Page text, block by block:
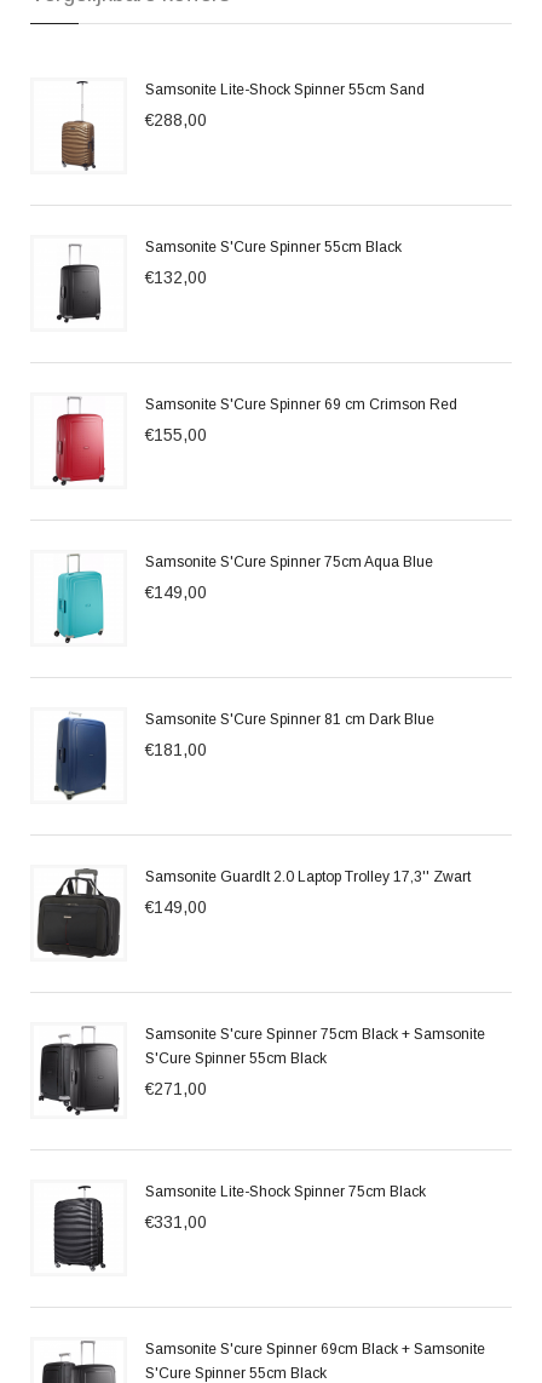
Samsonite Lite-Shock Spinner 55cm Sand
€288,00
Samsonite S'Cure Spinner 55cm Black
€132,00
Samsonite S'Cure Spinner 69 cm Crimson Red
€155,00
Samsonite S'Cure Spinner 75cm Aqua Blue
€149,00
Samsonite S'Cure Spinner 81 cm Dark Blue
€181,00
Samsonite GuardIt 2.0 Laptop Trolley 17,3'' Zwart
€149,00
Samsonite S'cure Spinner 75cm Black + Samsonite
S'Cure Spinner 55cm Black
€271,00
Samsonite Lite-Shock Spinner 75cm Black
€331,00
Samsonite S'cure Spinner 69cm Black + Samsonite
S'Cure Spinner 55cm Black